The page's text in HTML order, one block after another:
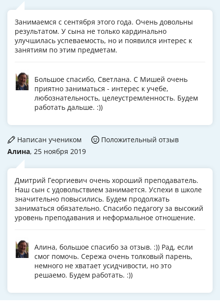
Занимаемся с сентября этого года. Очень довольны
результатом. У сына не только кардинально
улучшилась успеваемость, но и появился интерес к
занятиям по этим предметам.
Большое спасибо, Светлана. С Мишей очень
приятно заниматься - интерес к учебе,
любознательность, целеустремленность. Будем
работать дальше. :))
Алина, 25 ноября 2019
Написан учеником Положительный отзыв
Дмитрий Георгиевич очень хороший преподаватель.
Наш сын с удовольствием занимается. Успехи в школе
значительно повысились. Будем продолжать
заниматься обязательно. Спасибо педагогу за высокий
уровень преподавания и неформальное отношение.
Алина, большое спасибо за отзыв. :)) Рад, если
смог помочь. Сережа очень толковый парень,
немного не хватает усидчивости, но это
решаемо. Будем работать. :))